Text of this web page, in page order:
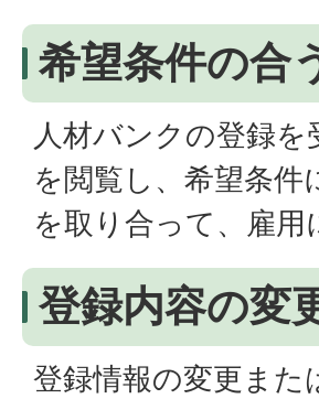
希望条件の合
人材バンクの登録
を閲覧し、希望条
を取り合って、雇
登録内容の変
登録情報の変更また